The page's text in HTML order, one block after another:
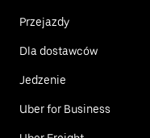
Przejazdy
Dla dostawców
Jedzenie
Uber for Business